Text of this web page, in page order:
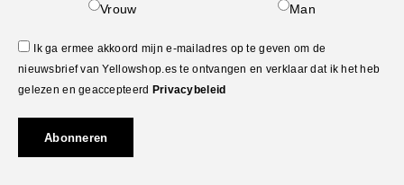
Vrouw Man
Ik ga ermee akkoord mijn e-mailadres op te geven om de
nieuwsbrief van Yellowshop.es te ontvangen en verklaar dat ik het heb
gelezen en geaccepteerd Privacybeleid
Abonneren